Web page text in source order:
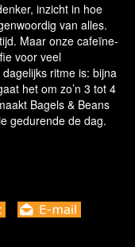
inzicht in hoe
van alles.
Maar onze cafeïne-
voor veel
ritme is: bijna
het om zo’n 3 tot 4
Bagels & Beans
gedurende de dag.